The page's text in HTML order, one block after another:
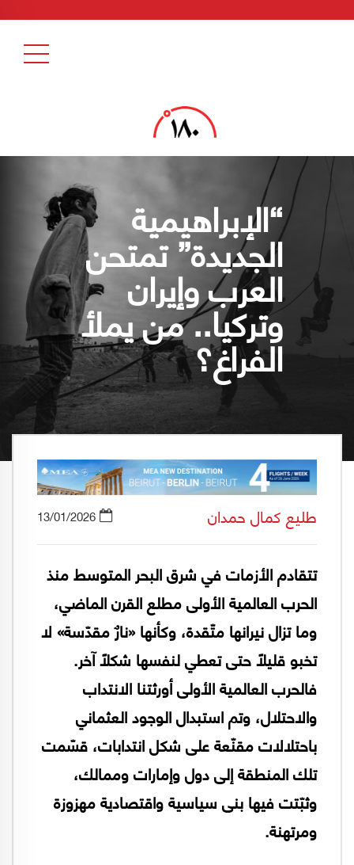
“الإبراهيمية
الجديدة” تمتحن
العرب وإيران
وتركيا.. من يملأ
الفراغ؟
طليع كمال حمدان 13/01/2026
تتقادم الأزمات في شرق البحر المتوسط منذ
الحرب العالمية الأولى مطلع القرن الماضي،
وما تزال نيرانها متّقدة، وكأنها «نارٌ مقدّسة» لا
تخبو قليلًا حتى تعطي لنفسها شكلًا آخر.
فالحرب العالمية الأولى أورثتنا الانتداب
والاحتلال، وتم استبدال الوجود العثماني
باحتلالات مقنّعة على شكل انتدابات، قسّمت
تلك المنطقة إلى دول وإمارات وممالك،
وثبّتت فيها بنى سياسية واقتصادية مهزوزة
ومرتهنة.